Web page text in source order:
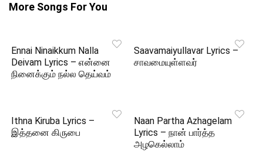
More Songs For You
Ennai Ninaikkum Nalla
Deivam Lyrics – என்னை
நினைக்கும் நல்ல தெய்வம்
Saavamaiyullavar Lyrics –
சாவமையுள்ளவர்
Ithna Kiruba Lyrics –
இத்தனை கிருபை
Naan Partha Azhagelam
Lyrics – நான் பார்த்த
அழகெல்லாம்